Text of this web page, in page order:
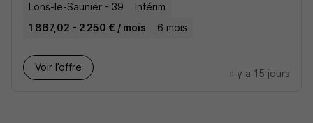
Lons-le-Saunier - 39
Intérim
1 867,02 - 2 250 € / mois
6 mois
Voir l’offre
il y a 15 jours